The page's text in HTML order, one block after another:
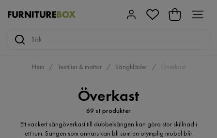
Hem Textilier & mattor Sängkläder Överkast
Överkast
69 st produkter
Ett vackert sängöverkast till dubbelsängen kan göra stor skillnad i
ett rum. Sängen som annars kan bli som en otymplig möbel blir